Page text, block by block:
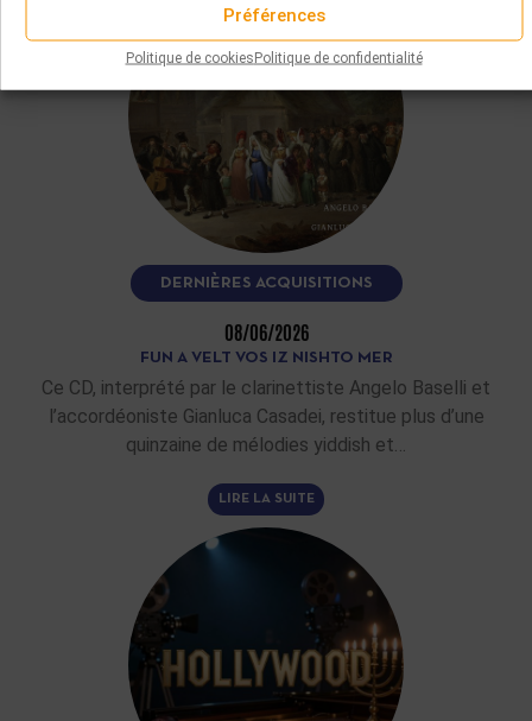
Préférences
Politique de cookiesPolitique de confidentialité
DERNIÈRES ACQUISITIONS
08/06/2026
FUN A VELT VOS IZ NISHTO MER
Ce CD, interprété par le clarinettiste Angelo Baselli et
l’accordéoniste Gianluca Casadei, restitue plus d’une
quinzaine de mélodies yiddish et…
LIRE LA SUITE